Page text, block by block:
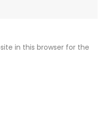
in this browser for the